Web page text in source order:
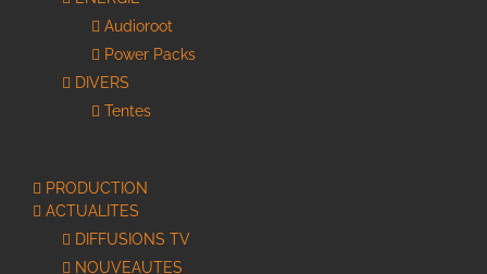
Audioroot
Power Packs
DIVERS
Tentes
PRODUCTION
ACTUALITES
DIFFUSIONS TV
NOUVEAUTES